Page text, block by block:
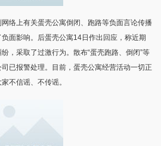
络上有关蛋壳公寓倒闭、跑路等负面言论传播
面影响。后蛋壳公寓14日作出回应，称近期
，采取了过激行为。散布“蛋壳跑路、倒闭”等
已报警处理。目前，蛋壳公寓经营活动一切正
不信谣、不传谣。